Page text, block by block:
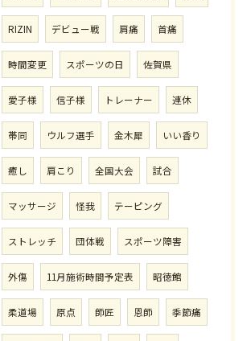
RIZIN デビュー戦 肩痛 首痛
時間変更 スポーツの日 佐賀県
愛子様 信子様 トレーナー 連休
帯同 ウルフ選手 金木犀 いい香り
癒し 肩こり 全国大会 試合
マッサージ 怪我 テーピング
ストレッチ 団体戦 スポーツ障害
外傷 11月施術時間予定表 昭徳館
柔道場 原点 師匠 恩師 季節痛